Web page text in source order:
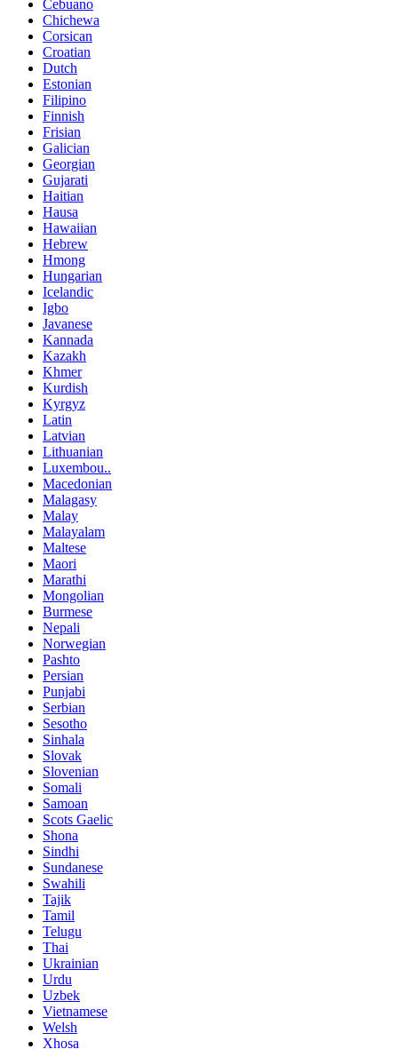
Cebuano
Chichewa
Corsican
Croatian
Dutch
Estonian
Filipino
Finnish
Frisian
Galician
Georgian
Gujarati
Haitian
Hausa
Hawaiian
Hebrew
Hmong
Hungarian
Icelandic
Igbo
Javanese
Kannada
Kazakh
Khmer
Kurdish
Kyrgyz
Latin
Latvian
Lithuanian
Luxembou..
Macedonian
Malagasy
Malay
Malayalam
Maltese
Maori
Marathi
Mongolian
Burmese
Nepali
Norwegian
Pashto
Persian
Punjabi
Serbian
Sesotho
Sinhala
Slovak
Slovenian
Somali
Samoan
Scots Gaelic
Shona
Sindhi
Sundanese
Swahili
Tajik
Tamil
Telugu
Thai
Ukrainian
Urdu
Uzbek
Vietnamese
Welsh
Xhosa